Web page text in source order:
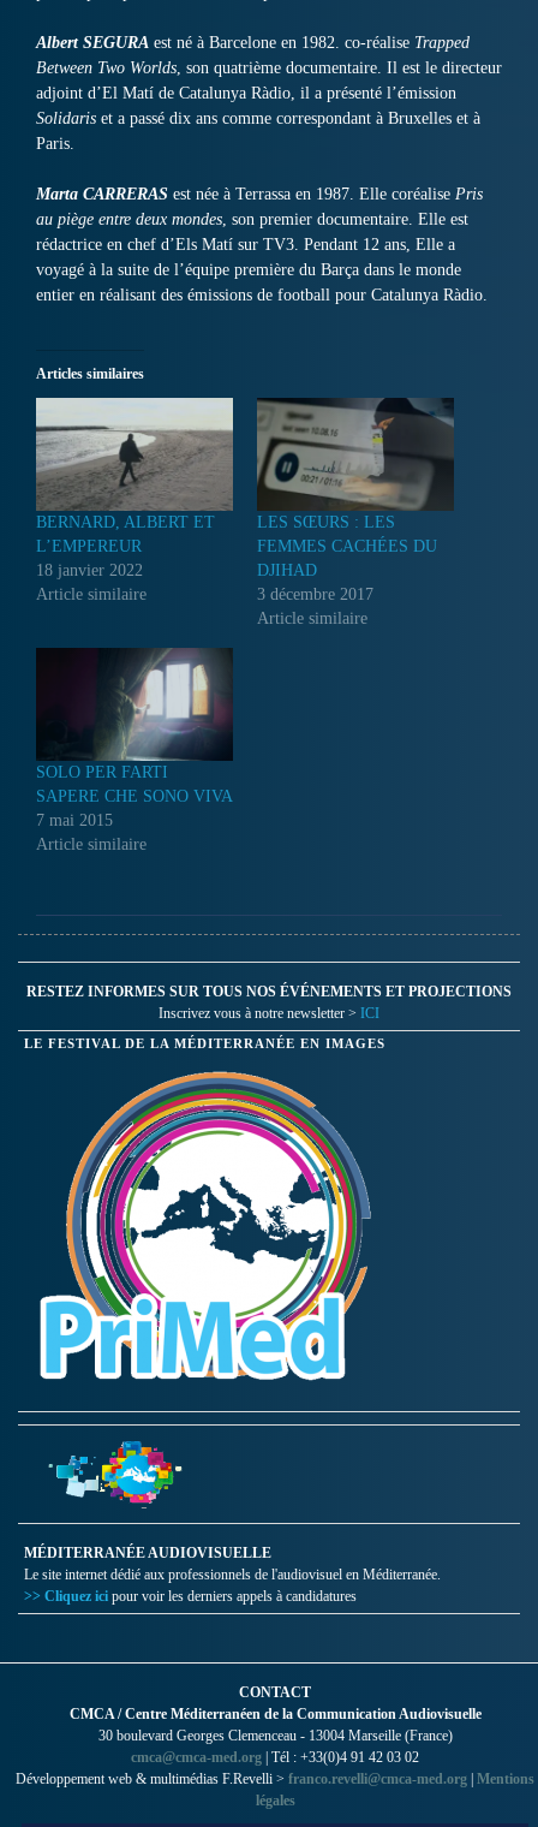
Albert SEGURA est né à Barcelone en 1982. co-réalise Trapped
Between Two Worlds, son quatrième documentaire. Il est le directeur
adjoint d’El Matí de Catalunya Ràdio, il a présenté l’émission
Solidaris et a passé dix ans comme correspondant à Bruxelles et à
Paris.
Marta CARRERAS est née à Terrassa en 1987. Elle coréalise Pris
au piège entre deux mondes, son premier documentaire. Elle est
rédactrice en chef d’Els Matí sur TV3. Pendant 12 ans, Elle a
voyagé à la suite de l’équipe première du Barça dans le monde
entier en réalisant des émissions de football pour Catalunya Ràdio.
Articles similaires
BERNARD, ALBERT ET
L’EMPEREUR
18 janvier 2022
Article similaire
LES SŒURS : LES
FEMMES CACHÉES DU
DJIHAD
3 décembre 2017
Article similaire
SOLO PER FARTI
SAPERE CHE SONO VIVA
7 mai 2015
Article similaire
RESTEZ INFORMES SUR TOUS NOS ÉVÉNEMENTS ET PROJECTIONS
Inscrivez vous à notre newsletter > ICI
LE FESTIVAL DE LA MÉDITERRANÉE EN IMAGES
MÉDITERRANÉE AUDIOVISUELLE
Le site internet dédié aux professionnels de l'audiovisuel en Méditerranée.
>> Cliquez ici pour voir les derniers appels à candidatures
CONTACT
CMCA / Centre Méditerranéen de la Communication Audiovisuelle
30 boulevard Georges Clemenceau - 13004 Marseille (France)
cmca@cmca-med.org | Tél : +33(0)4 91 42 03 02
Développement web & multimédias F.Revelli > franco.revelli@cmca-med.org | Mentions
légales